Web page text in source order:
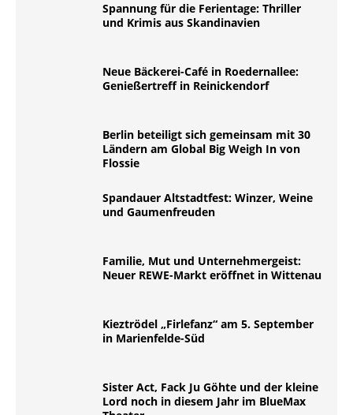
Spannung für die Ferientage: Thriller
und Krimis aus Skandinavien
Neue Bäckerei-Café in Roedernallee:
Genießertreff in Reinickendorf
Berlin beteiligt sich gemeinsam mit 30
Ländern am Global Big Weigh In von
Flossie
Spandauer Altstadtfest: Winzer, Weine
und Gaumenfreuden
Familie, Mut und Unternehmergeist:
Neuer REWE-Markt eröffnet in Wittenau
Kieztrödel „Firlefanz“ am 5. September
in Marienfelde-Süd
Sister Act, Fack Ju Göhte und der kleine
Lord noch in diesem Jahr im BlueMax